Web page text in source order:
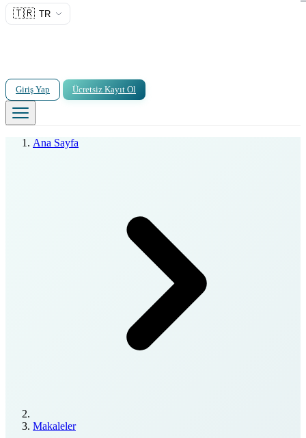
🇹🇷 TR
Giriş Yap Ücretsiz Kayıt Ol
Ana Sayfa
Makaleler